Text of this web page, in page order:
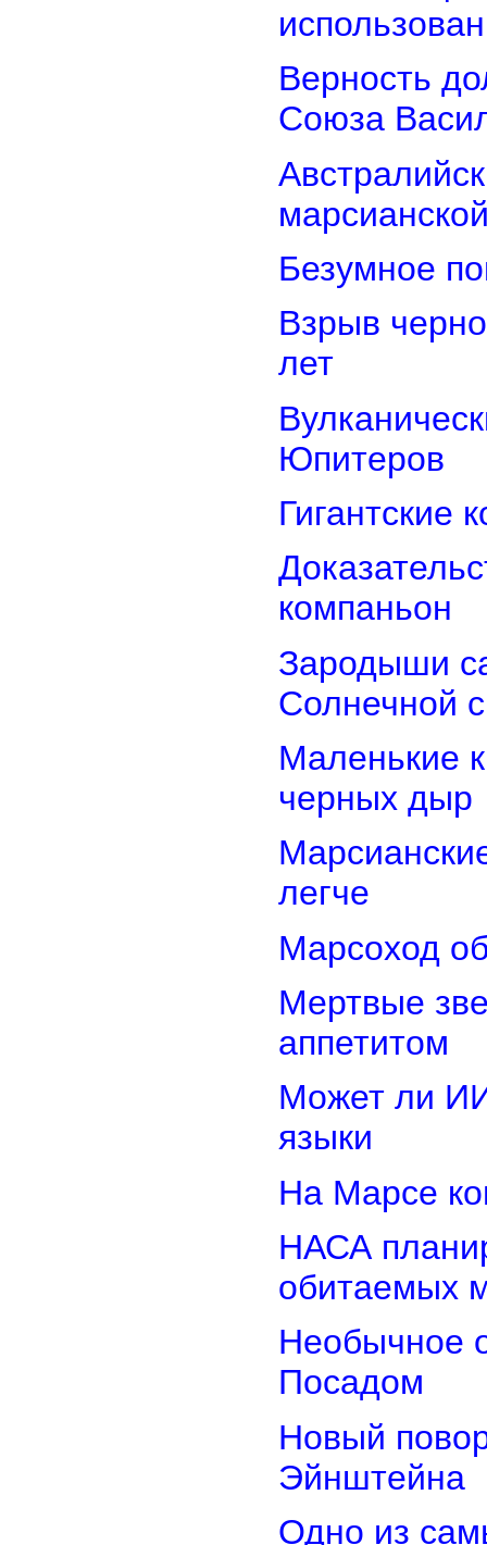
Верность
Союза
Безумное
Взрыв
лет
Юпитеров
Гигантские
компаньон
Зародыши
Солнечной
Маленькие
черных дыр
легче
Марсоход
Мертвые
аппетитом
Может ли
языки
На Марсе
НАСА
обитаемых
Необычное
Посадом
Новый
Эйнштейна
Одно из